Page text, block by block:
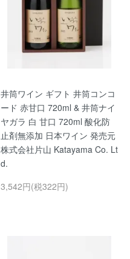
井筒ワイン ギフト 井筒コンコ
ード 赤甘口 720ml & 井筒ナイ
ヤガラ 白 甘口 720ml 酸化防
止剤無添加 日本ワイン 発売元
株式会社片山 Katayama Co. Lt
d.
3,542円(税322円)